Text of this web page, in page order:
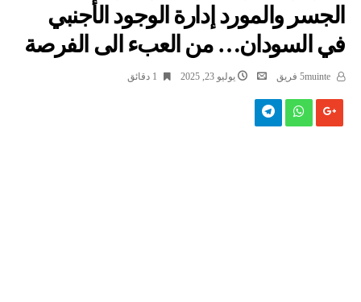
الجسر والمورد إدارة الوجود الأجنبي
في السودان… من العبء الى الفرصة
يوليو 23, 2025 1 ‫دقائق‬